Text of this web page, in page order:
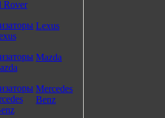
Lexus
Mazda
Mercedes
Benz